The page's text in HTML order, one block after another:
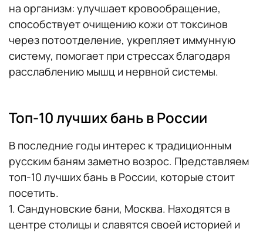
на организм: улучшает кровообращение,
способствует очищению кожи от токсинов
через потоотделение, укрепляет иммунную
систему, помогает при стрессах благодаря
расслаблению мышц и нервной системы.
Топ-10 лучших бань в России
В последние годы интерес к традиционным
русским баням заметно возрос. Представляем
топ-10 лучших бань в России, которые стоит
посетить.
1. Сандуновские бани, Москва. Находятся в
центре столицы и славятся своей историей и